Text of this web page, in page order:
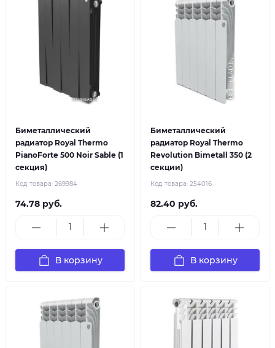
Биметаллический
радиатор Royal Thermo
PianoForte 500 Noir Sable (1
секция)
Код товара: 269984
74.78 руб.
В корзину
Биметаллический
радиатор Royal Thermo
Revolution Bimetall 350 (2
секции)
Код товара: 254016
82.40 руб.
В корзину